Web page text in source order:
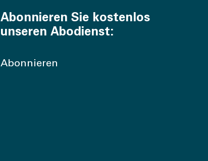
Abonnieren Sie kostenlos
unseren Abodienst:
Abonnieren